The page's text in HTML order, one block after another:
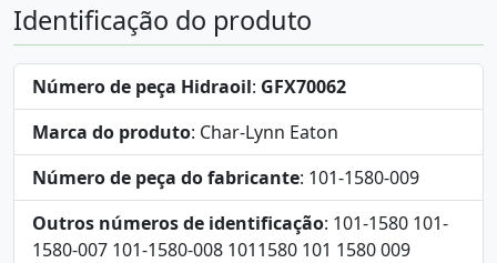
Identificação do produto
Número de peça Hidraoil: GFX70062
Marca do produto: Char-Lynn Eaton
Número de peça do fabricante: 101-1580-009
Outros números de identificação: 101-1580 101-
1580-007 101-1580-008 1011580 101 1580 009